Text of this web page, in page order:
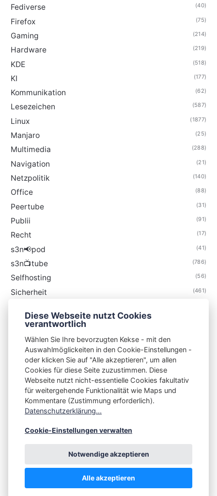
Fediverse (40)
Firefox (75)
Gaming (214)
Hardware (219)
KDE (518)
KI (177)
Kommunikation (62)
Lesezeichen (587)
Linux (1877)
Manjaro (25)
Multimedia (288)
Navigation (21)
Netzpolitik (140)
Office (88)
Peertube (31)
Publii (91)
Recht (17)
s3n📢pod (41)
s3n📺tube (786)
Selfhosting (56)
Sicherheit (461)
Thunderbird
S3N🧩NET
Integrating Open-Source Blog Network (iOSBN)
Impressum
Kontakt
💪by☕ ❤️ & Publii CMS
Diese Webseite nutzt Cookies
verantwortlich
Wählen Sie Ihre bevorzugten Kekse - mit den
Auswahlmöglickeiten in den Cookie-Einstellungen -
oder klicken Sie auf "Alle akzeptieren", um allen
Cookies für diese Seite zuzustimmen. Diese
Webseite nutzt nicht-essentielle Cookies fakultativ
für weitergehende Funktionalität wie Maps und
Kommentare (Zustimmung erforderlich).
Datenschutzerklärung...
Cookie-Einstellungen verwalten
Notwendige akzeptieren
Alle akzeptieren